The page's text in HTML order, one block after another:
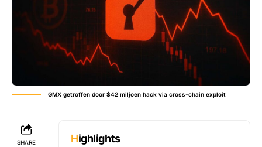
GMX getroffen door $42 miljoen hack via cross-chain exploit
SHARE Highlights